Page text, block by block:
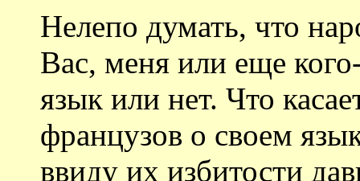
Нелепо думать, что
Вас, меня или еще
язык или нет. Что
французов о своем
ввиду их избитости